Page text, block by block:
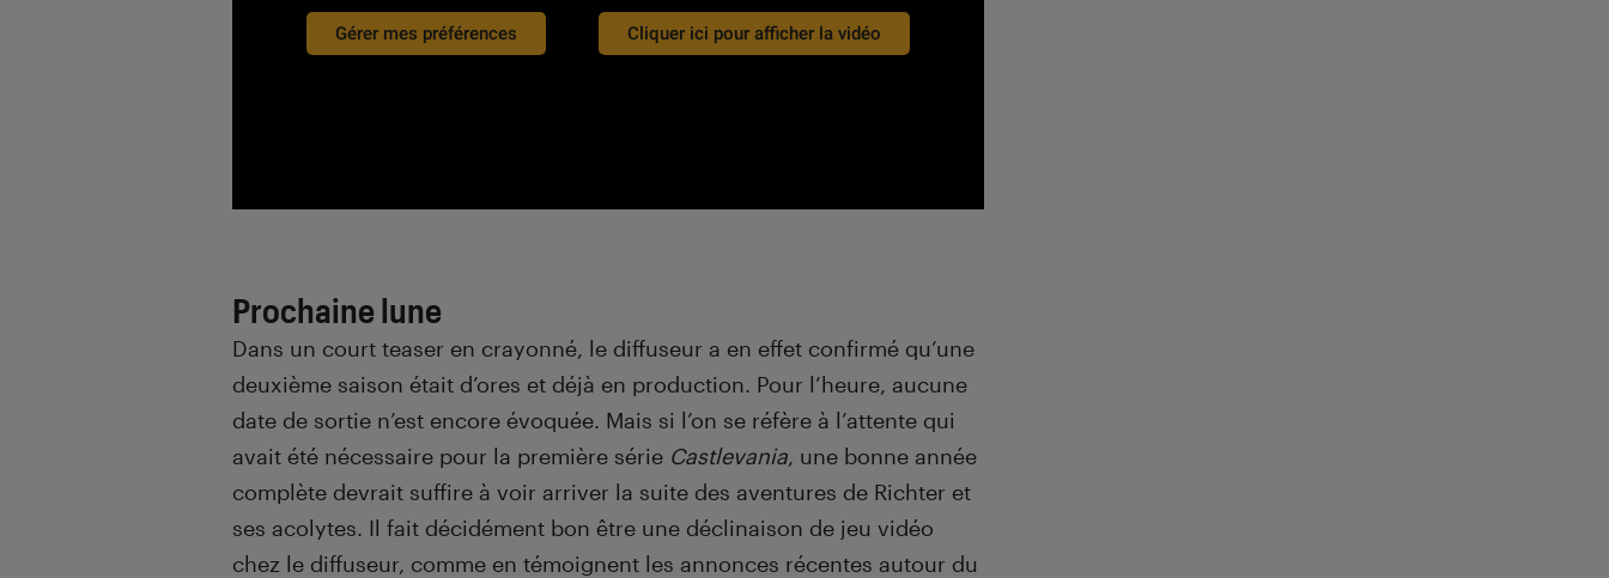
Gérer mes préférences Cliquer ici pour afficher la vidéo
Prochaine lune
Dans un court teaser en crayonné, le diffuseur a en effet confirmé qu’une
deuxième saison était d’ores et déjà en production. Pour l’heure, aucune
date de sortie n’est encore évoquée. Mais si l’on se réfère à l’attente qui
avait été nécessaire pour la première série Castlevania, une bonne année
complète devrait suffire à voir arriver la suite des aventures de Richter et
ses acolytes. Il fait décidément bon être une déclinaison de jeu vidéo
chez le diffuseur, comme en témoignent les annonces récentes autour du